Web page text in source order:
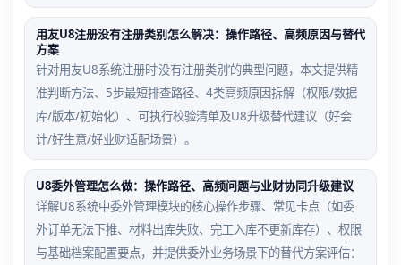
用友U8注册没有注册类别怎么解决：操作路径、高频原因与替代
方案
针对用友U8系统注册时‘没有注册类别’的典型问题，本文提供精
准判断方法、5步最短排查路径、4类高频原因拆解（权限/数据
库/版本/初始化）、可执行校验清单及U8升级替代建议（好会
计/好生意/好业财适配场景）。
U8委外管理怎么做：操作路径、高频问题与业财协同升级建议
详解U8系统中委外管理模块的核心操作步骤、常见卡点（如委
外订单无法下推、材料出库失败、完工入库不更新库存）、权限
与基础档案配置要点，并提供委外业务场景下的替代方案评估：